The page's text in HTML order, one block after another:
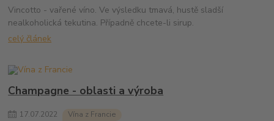
Vincotto - vařené víno. Ve výsledku tmavá, hustě sladší
nealkoholická tekutina. Případně chcete-li sirup.
celý článek
Champagne - oblasti a výroba
17.07.2022 Vína z Francie